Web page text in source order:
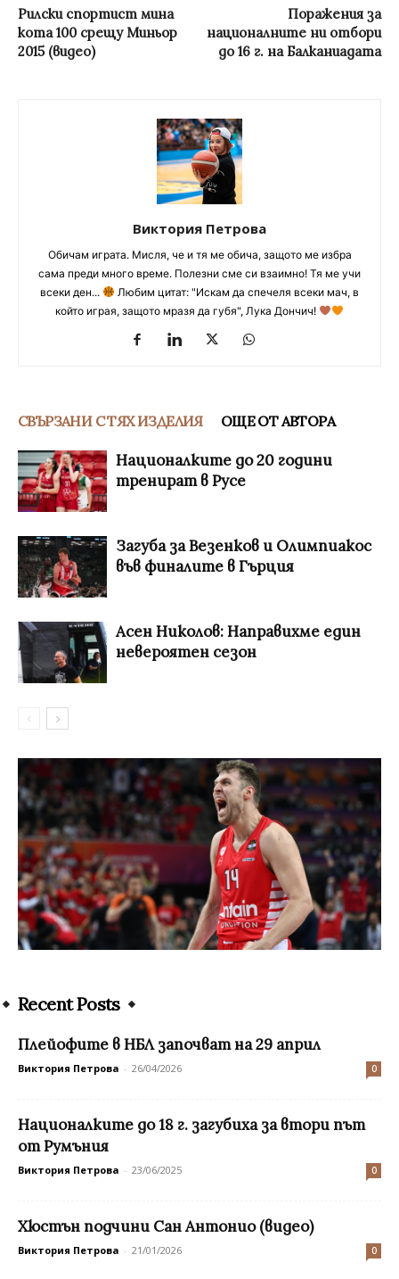
Рилски спортист мина
кота 100 срещу Миньор
2015 (видео)
Поражения за
националните ни отбори
до 16 г. на Балканиадата
Виктория Петрова
Обичам играта. Мисля, че и тя ме обича, защото ме избра
сама преди много време. Полезни сме си взаимно! Тя ме учи
всеки ден...
Любим цитат: "Искам да спечеля всеки мач, в
който играя, защото мразя да губя", Лука Дончич!
СВЪРЗАНИ С ТЯХ ИЗДЕЛИЯ ОЩЕ ОТ АВТОРА
Националките до 20 години
тренират в Русе
Загуба за Везенков и Олимпиакос
във финалите в Гърция
Асен Николов: Направихме един
невероятен сезон
Recent Posts
Плейофите в НБЛ започват на 29 април
Виктория Петрова - 26/04/2026 0
Националките до 18 г. загубиха за втори път
от Румъния
Виктория Петрова - 23/06/2025 0
Хюстън подчини Сан Антонио (видео)
Виктория Петрова - 21/01/2026 0